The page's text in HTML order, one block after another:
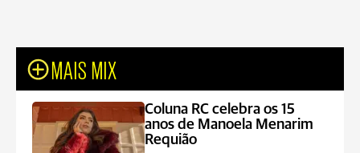
MAIS MIX
Coluna RC celebra os 15
anos de Manoela Menarim
Requião